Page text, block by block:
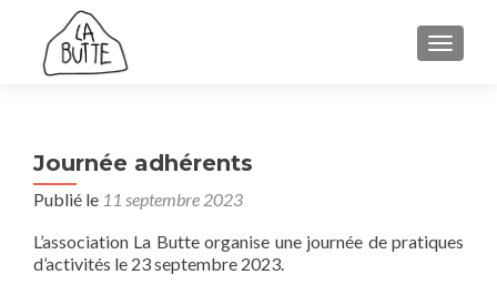
Journée adhérents
Publié le 11 septembre 2023
L’association La Butte organise une journée de pratiques
d’activités le 23 septembre 2023.